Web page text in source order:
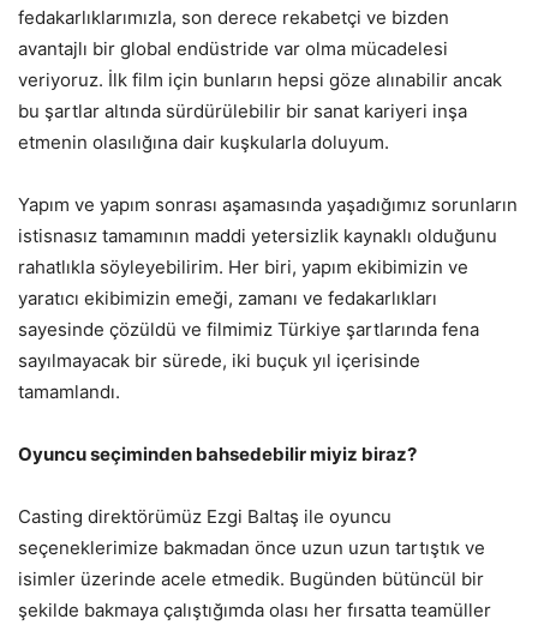
fedakarlıklarımızla, son derece rekabetçi ve bizden
avantajlı bir global endüstride var olma mücadelesi
veriyoruz. İlk film için bunların hepsi göze alınabilir ancak
bu şartlar altında sürdürülebilir bir sanat kariyeri inşa
etmenin olasılığına dair kuşkularla doluyum.
Yapım ve yapım sonrası aşamasında yaşadığımız sorunların
istisnasız tamamının maddi yetersizlik kaynaklı olduğunu
rahatlıkla söyleyebilirim. Her biri, yapım ekibimizin ve
yaratıcı ekibimizin emeği, zamanı ve fedakarlıkları
sayesinde çözüldü ve filmimiz Türkiye şartlarında fena
sayılmayacak bir sürede, iki buçuk yıl içerisinde
tamamlandı.
Oyuncu seçiminden bahsedebilir miyiz biraz?
Casting direktörümüz Ezgi Baltaş ile oyuncu
seçeneklerimize bakmadan önce uzun uzun tartıştık ve
isimler üzerinde acele etmedik. Bugünden bütüncül bir
şekilde bakmaya çalıştığımda olası her fırsatta teamüller